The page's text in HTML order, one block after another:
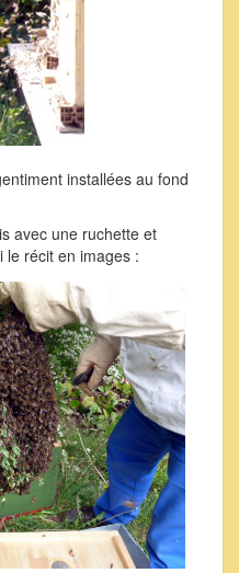
installées au fond
avec une ruchette et
le récit en images :